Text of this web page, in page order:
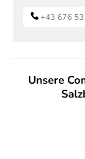
+43 676
Unsere